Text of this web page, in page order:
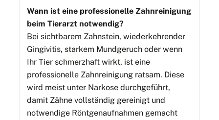
Wann ist eine professionelle Zahnreinigung
beim Tierarzt notwendig?
Bei sichtbarem Zahnstein, wiederkehrender
Gingivitis, starkem Mundgeruch oder wenn
Ihr Tier schmerzhaft wirkt, ist eine
professionelle Zahnreinigung ratsam. Diese
wird meist unter Narkose durchgeführt,
damit Zähne vollständig gereinigt und
notwendige Röntgenaufnahmen gemacht